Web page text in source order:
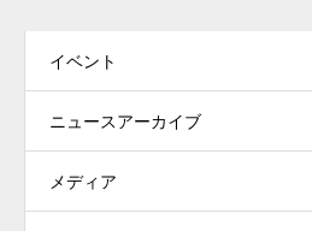
イベント
ニュースアーカイブ
メディア